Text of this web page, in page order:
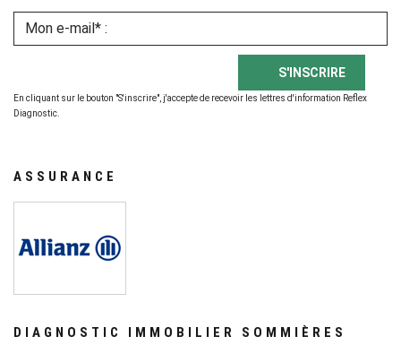
En cliquant sur le bouton "S'inscrire", j'accepte de recevoir les lettres d'information Reflex
Diagnostic.
ASSURANCE
DIAGNOSTIC IMMOBILIER SOMMIÈRES